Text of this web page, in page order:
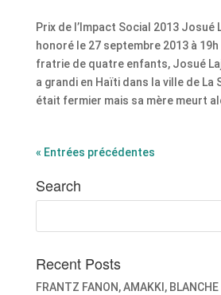
Prix de l’Impact Social 2013 Josué
honoré le 27 septembre 2013 à 19h
fratrie de quatre enfants, Josué
a grandi en Haïti dans la ville de La
était fermier mais sa mère meurt
« Entrées précédentes
Search
Recent Posts
FRANTZ FANON, AMAKKI,